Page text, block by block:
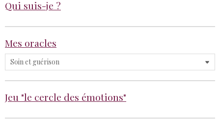
Qui suis-je ?
Mes oracles
Jeu "le cercle des émotions"